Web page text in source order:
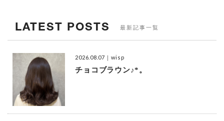
LATEST POSTS 最新記事一覧
2026.08.07 ｜wisp
チョコブラウン♪*。